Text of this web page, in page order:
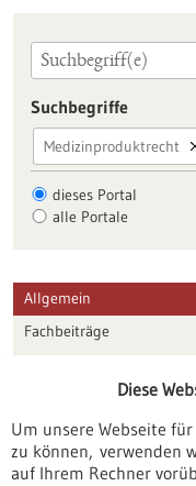
Suchbegriffe
Medizinproduktrecht
dieses Portal
alle Portale
Allgemein
Fachbeiträge
Veranstaltungen
Erscheinungsdatum
Diese
Um unsere Webseite
zu können, verwenden
auf Ihrem Rechner